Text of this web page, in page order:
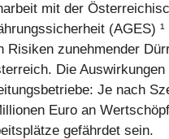
mit der
(AGES)
Risiken zunehmender
Die
Je nach
Euro an
gefährdet sein.